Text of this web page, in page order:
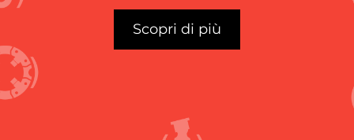
Scopri di più